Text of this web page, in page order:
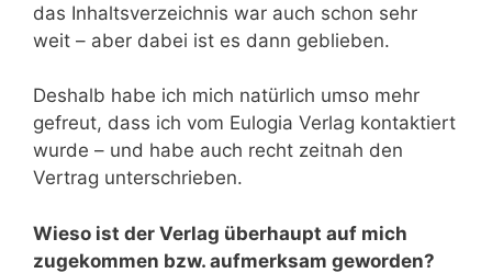
das Inhaltsverzeichnis war auch schon sehr
weit – aber dabei ist es dann geblieben.
Deshalb habe ich mich natürlich umso mehr
gefreut, dass ich vom Eulogia Verlag kontaktiert
wurde – und habe auch recht zeitnah den
Vertrag unterschrieben.
Wieso ist der Verlag überhaupt auf mich
zugekommen bzw. aufmerksam geworden?